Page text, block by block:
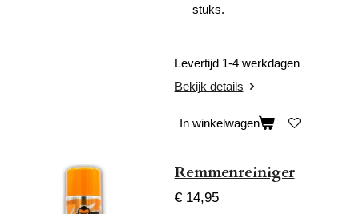
stuks.
Levertijd 1-4 werkdagen
Bekijk details
In winkelwagen
Remmenreiniger
€ 14,95